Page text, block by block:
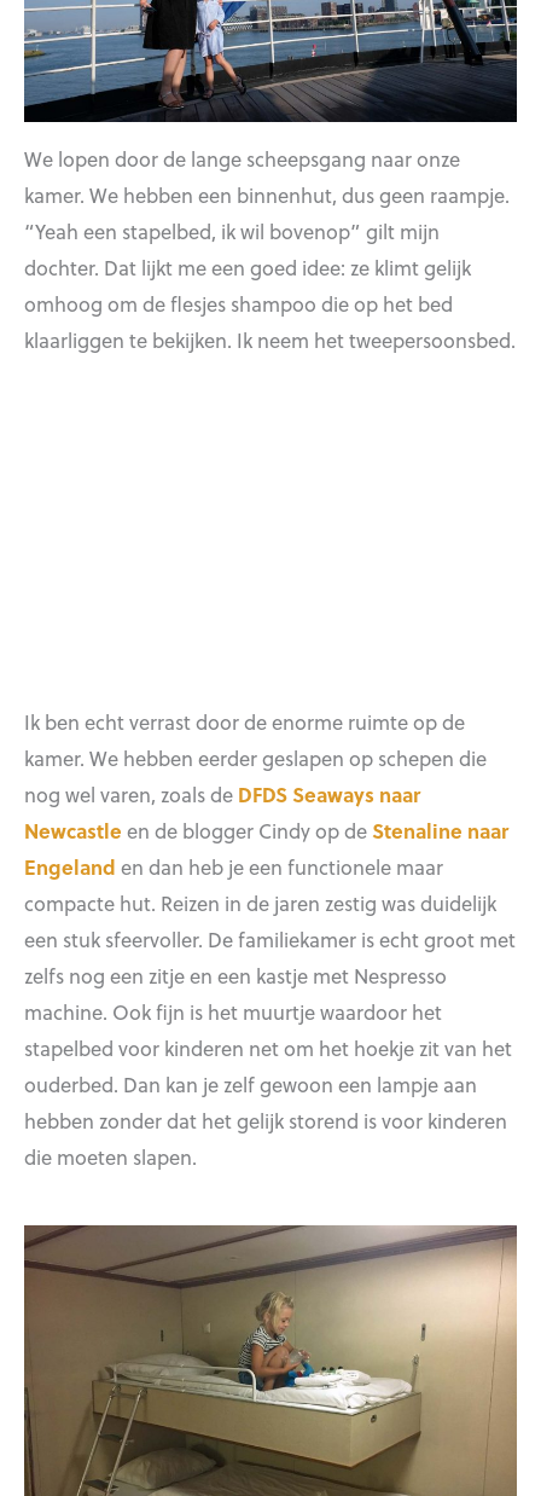
We lopen door de lange scheepsgang naar onze
kamer. We hebben een binnenhut, dus geen raampje.
“Yeah een stapelbed, ik wil bovenop” gilt mijn
dochter. Dat lijkt me een goed idee: ze klimt gelijk
omhoog om de flesjes shampoo die op het bed
klaarliggen te bekijken. Ik neem het tweepersoonsbed.
Ik ben echt verrast door de enorme ruimte op de
kamer. We hebben eerder geslapen op schepen die
nog wel varen, zoals de DFDS Seaways naar
Newcastle en de blogger Cindy op de Stenaline naar
Engeland en dan heb je een functionele maar
compacte hut. Reizen in de jaren zestig was duidelijk
een stuk sfeervoller. De familiekamer is echt groot met
zelfs nog een zitje en een kastje met Nespresso
machine. Ook fijn is het muurtje waardoor het
stapelbed voor kinderen net om het hoekje zit van het
ouderbed. Dan kan je zelf gewoon een lampje aan
hebben zonder dat het gelijk storend is voor kinderen
die moeten slapen.